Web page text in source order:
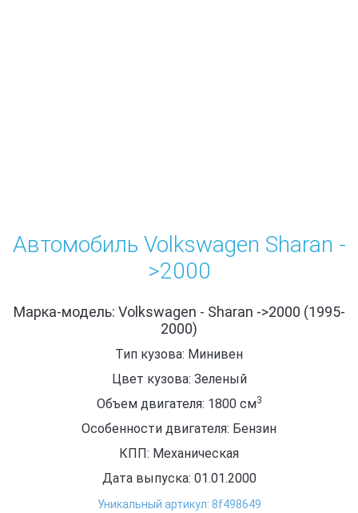
Автомобиль Volkswagen Sharan -
>2000
Марка-модель: Volkswagen - Sharan ->2000 (1995-
2000)
Тип кузова: Минивен
Цвет кузова: Зеленый
Объем двигателя: 1800 см3
Особенности двигателя: Бензин
КПП: Механическая
Дата выпуска: 01.01.2000
Уникальный артикул: 8f498649